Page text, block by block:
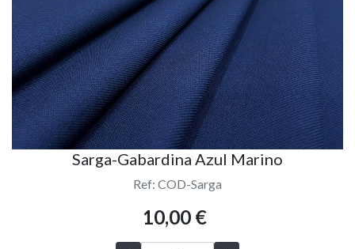
Sarga-Gabardina Azul Marino
Ref: COD-Sarga
10,00 €